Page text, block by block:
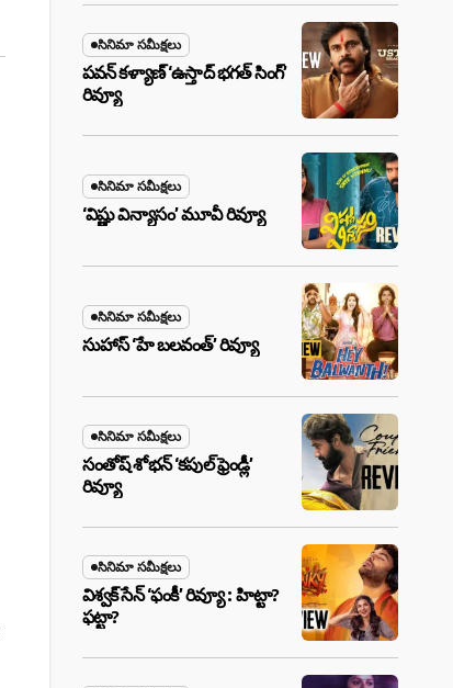
సినిమా సమీక్షలు
పవన్ కళ్యాణ్ ‘ఉస్తాద్ భ‌గ‌త్ సింగ్’
రివ్యూ
సినిమా సమీక్షలు
‘విష్ణు విన్యాసం’ మూవీ రివ్యూ
సినిమా సమీక్షలు
సుహాస్ ‘హే బలవంత్’ రివ్యూ
సినిమా సమీక్షలు
సంతోష్ శోభన్ ‘కపుల్ ఫ్రెండ్లీ’
రివ్యూ
సినిమా సమీక్షలు
విశ్వక్ సేన్ ‘ఫంకీ’ రివ్యూ : హిట్టా?
ఫట్టా?